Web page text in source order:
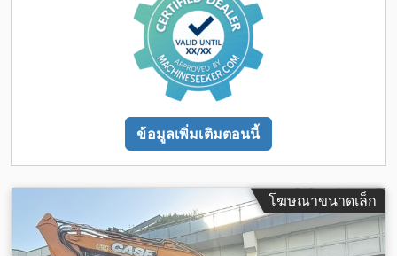
ข้อมูลเพิ่มเติมตอนนี้
โฆษณาขนาดเล็ก